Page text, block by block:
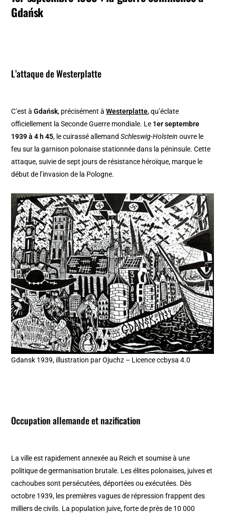
Gdańsk
L’attaque de Westerplatte
C’est àGdańsk, précisément àWesterplatte, qu’éclate
officiellement la Seconde Guerre mondiale. Le 1er septembre
1939 à 4 h 45, le cuirassé allemandSchleswig-Holstein ouvre le
feu sur la garnison polonaise stationnée dans la péninsule. Cette
attaque, suivie de sept jours de résistance héroïque, marque le
début de l’invasion de la Pologne.
Gdansk 1939, illustration par Ojuchz – Licence ccbysa 4.0
Occupation allemande et nazification
La ville est rapidement annexée au Reich et soumise à une
politique de germanisation brutale. Les élites polonaises, juives et
cachoubes sont persécutées, déportées ou exécutées. Dès
octobre 1939, les premières vagues de répression frappent des
milliers de civils. La population juive, forte de près de 10 000